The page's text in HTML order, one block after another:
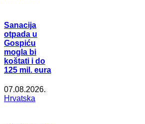
Sanacija
otpada u
Gospiću
mogla bi
koštati i do
125 mil. eura
07.08.2026.
Hrvatska